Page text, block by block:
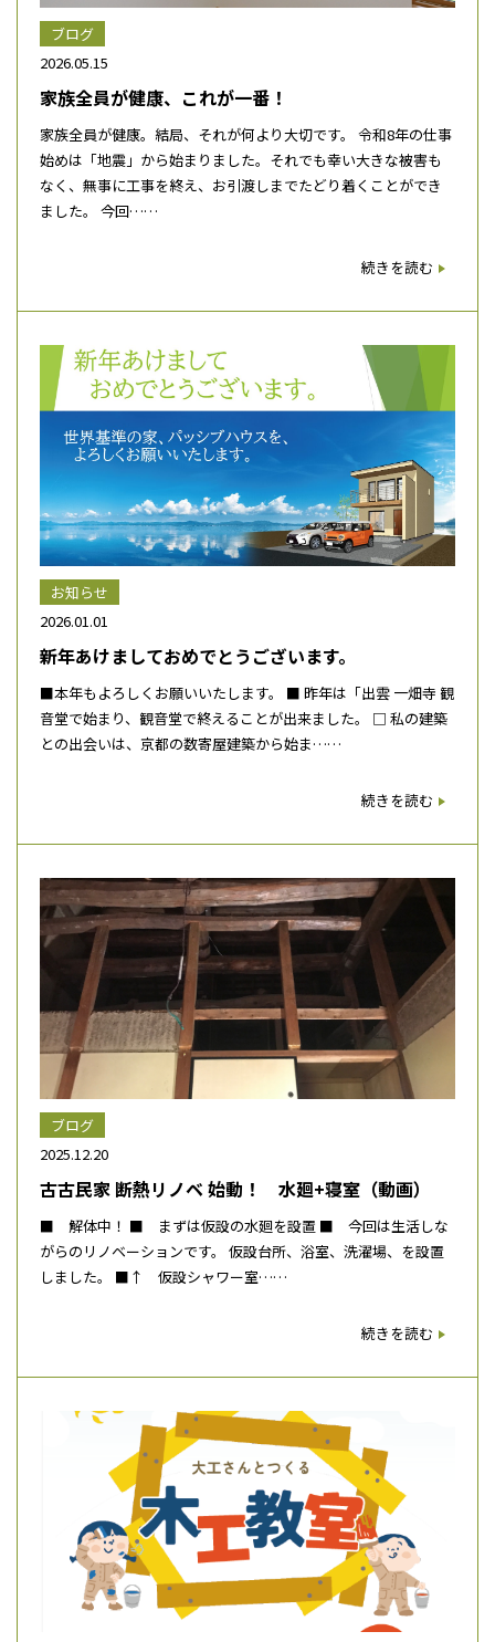
ブログ
2026.05.15
家族全員が健康、これが一番！
家族全員が健康。結局、それが何より大切です。 令和8年の仕事
始めは「地震」から始まりました。それでも幸い大きな被害も
なく、無事に工事を終え、お引渡しまでたどり着くことができ
ました。 今回……
続きを読む
お知らせ
2026.01.01
新年あけましておめでとうございます。
■本年もよろしくお願いいたします。 ■ 昨年は「出雲 一畑寺 観
音堂で始まり、観音堂で終えることが出来ました。 □ 私の建築
との出会いは、京都の数寄屋建築から始ま……
続きを読む
ブログ
2025.12.20
古古民家 断熱リノベ 始動！ 水廻+寝室（動画）
■ 解体中！ ■ まずは仮設の水廻を設置 ■ 今回は生活しな
がらのリノベーションです。 仮設台所、浴室、洗濯場、を設置
しました。 ■↑ 仮設シャワー室……
続きを読む